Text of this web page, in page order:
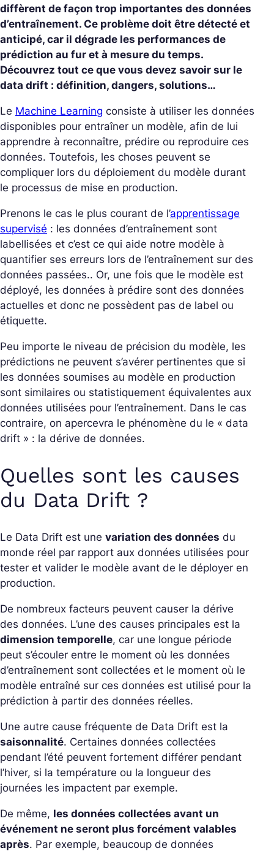
diffèrent de façon trop importantes des données
d’entraînement. Ce problème doit être détecté et
anticipé, car il dégrade les performances de
prédiction au fur et à mesure du temps.
Découvrez tout ce que vous devez savoir sur le
data drift : définition, dangers, solutions…
Le Machine Learning consiste à utiliser les données
disponibles pour entraîner un modèle, afin de lui
apprendre à reconnaître, prédire ou reproduire ces
données. Toutefois, les choses peuvent se
compliquer lors du déploiement du modèle durant
le processus de mise en production.
Prenons le cas le plus courant de l’apprentissage
supervisé : les données d’entraînement sont
labellisées et c’est ce qui aide notre modèle à
quantifier ses erreurs lors de l’entraînement sur des
données passées.. Or, une fois que le modèle est
déployé, les données à prédire sont des données
actuelles et donc ne possèdent pas de label ou
étiquette.
Peu importe le niveau de précision du modèle, les
prédictions ne peuvent s’avérer pertinentes que si
les données soumises au modèle en production
sont similaires ou statistiquement équivalentes aux
données utilisées pour l’entraînement. Dans le cas
contraire, on apercevra le phénomène du le « data
drift » : la dérive de données.
Quelles sont les causes
du Data Drift ?
Le Data Drift est une variation des données du
monde réel par rapport aux données utilisées pour
tester et valider le modèle avant de le déployer en
production.
De nombreux facteurs peuvent causer la dérive
des données. L’une des causes principales est la
dimension temporelle, car une longue période
peut s’écouler entre le moment où les données
d’entraînement sont collectées et le moment où le
modèle entraîné sur ces données est utilisé pour la
prédiction à partir des données réelles.
Une autre cause fréquente de Data Drift est la
saisonnalité. Certaines données collectées
pendant l’été peuvent fortement différer pendant
l’hiver, si la température ou la longueur des
journées les impactent par exemple.
De même, les données collectées avant un
événement ne seront plus forcément valables
après. Par exemple, beaucoup de données